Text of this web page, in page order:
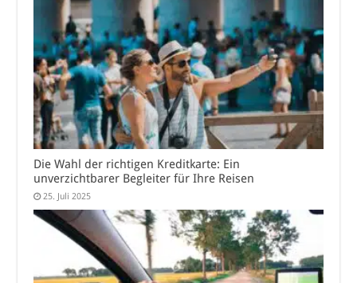
Die Wahl der richtigen Kreditkarte: Ein
unverzichtbarer Begleiter für Ihre Reisen
25. Juli 2025